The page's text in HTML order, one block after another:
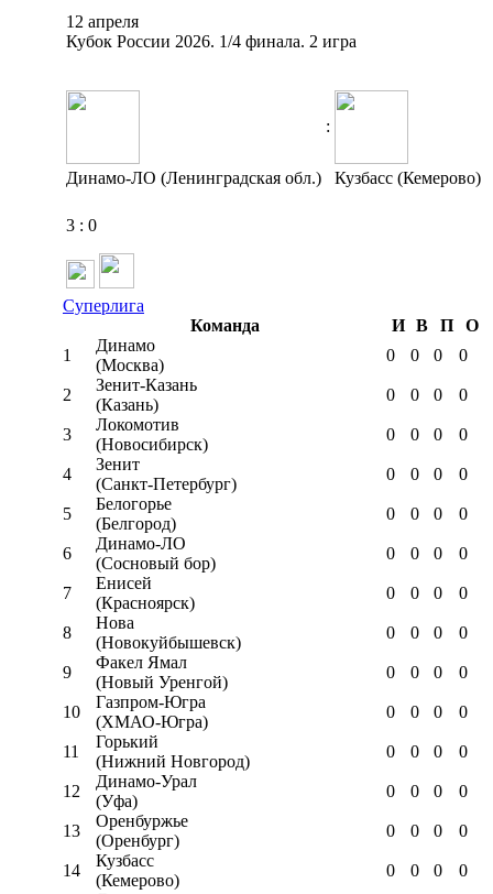
12 апреля
Кубок России 2026. 1/4 финала. 2 игра
:
Динамо-ЛО (Ленинградская обл.) Кузбасс (Кемерово)
3 : 0
Суперлига
Команда
И В П
О
1
Динамо
(Москва)
0 0 0 0
2
Зенит-Казань
(Казань)
0 0 0 0
3
Локомотив
(Новосибирск)
0 0 0 0
4
Зенит
(Санкт-Петербург)
0 0 0 0
5
Белогорье
(Белгород)
0 0 0 0
6
Динамо-ЛО
(Сосновый бор)
0 0 0 0
7
Енисей
(Красноярск)
0 0 0 0
8
Нова
(Новокуйбышевск)
0 0 0 0
9
Факел Ямал
(Новый Уренгой)
0 0 0 0
10
Газпром-Югра
(ХМАО-Югра)
0 0 0 0
11
Горький
(Нижний Новгород)
0 0 0 0
12
Динамо-Урал
(Уфа)
0 0 0 0
13
Оренбуржье
(Оренбург)
0 0 0 0
14
Кузбасс
(Кемерово)
0 0 0 0